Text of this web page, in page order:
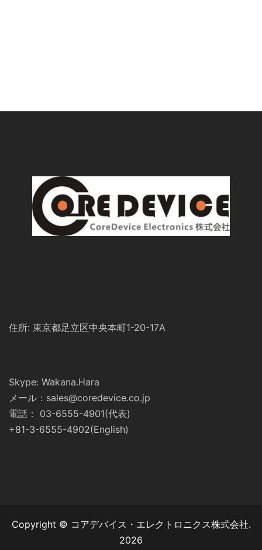
住所: 東京都足立区中央本町1-20-17A
Skype: Wakana.Hara
メール：sales@coredevice.co.jp
電話： 03-6555-4901(代表)
+81-3-6555-4902(English)
Copyright © コアデバイス・エレクトロニクス株式会社.
2026